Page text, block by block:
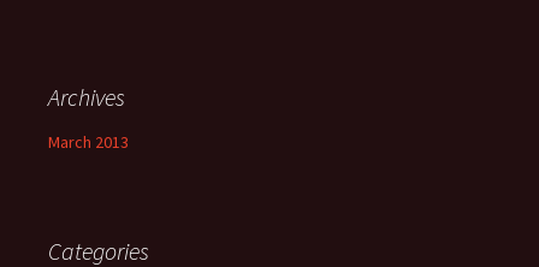
Archives
March 2013
Categories